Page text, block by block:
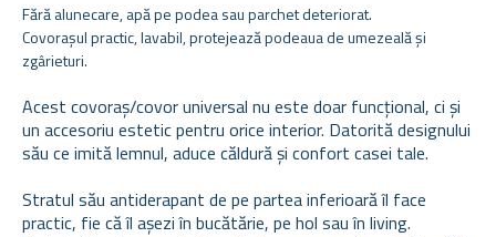
Fără alunecare, apă pe podea sau parchet deteriorat.
Covorașul practic, lavabil, protejează podeaua de umezeală și
zgârieturi.
Acest covoraș/covor universal nu este doar funcțional, ci și
un accesoriu estetic pentru orice interior. Datorită designului
său ce imită lemnul, aduce căldură și confort casei tale.
Stratul său antiderapant de pe partea inferioară îl face
practic, fie că îl așezi în bucătărie, pe hol sau în living.